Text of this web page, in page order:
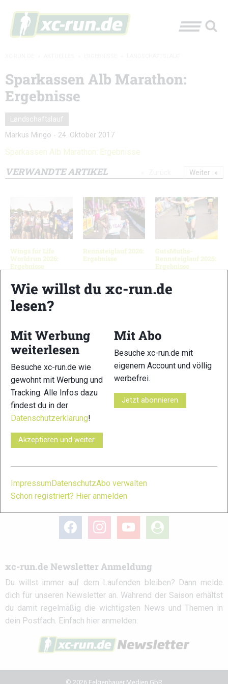
Sparkassen Alb Marathon:
Ergebnisse
Landschaftslauf
Markus Mingo - 24. Oktober 2017
Sparkassen Alb Marathon: Ergebnisse
VERWANDTE ARTIKEL
Wings for Life
Worldrun 2026:
Ergebnisse
Rennsteiglauf 2026:
Ergebnisse
GutsMuths-
Rennsteiglauf 2025:
Ergebnisse
Weiter
Schreibe einen Kommentar
xc-run.de ist DAS deutschsprachige Trailrunning-Portal mit
aktuellen News aus der Szene, einer Traildatenbank,
Trailrunning-Community und allem was du sonst noch über
deine Lieblingssportart wissen solltest.
ObTrailrunning-Anfänger oder Profi-Sportler, wir haben
immer ein offenes Ohr für dich! Du kannst uns jederzeit über
xc-run.de in den sozialen Netzwerken
facebook instagram youtube
user-
circle
xc-run.de Newsletter Anmeldung
Du willst immer auf dem Laufenden bleiben? Dann melde
dich für unseren Newsletter an. Während der Saison erhältst
du damit regelmäßig die wichtigsten News und Themen in
dein Postfach. Einfach hier anmelden:
© 2026 Felgenhauer Medien GbR
Wie willst du xc-run.de
lesen?
Mit Werbung
weiterlesen
Besuche xc-run.de wie
gewohnt mit Werbung und
Tracking. Alle Infos dazu
findest du in der
Datenschutzerklärung!
Akzeptieren und weiter
Mit Abo
Besuche xc-run.de mit
eigenem Account und völlig
werbefrei.
Jetzt abonnieren
Impressum DatenschutzAbo verwalten
Schon registriert? Hier anmelden